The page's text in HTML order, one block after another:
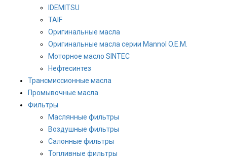
IDEMITSU
TAIF
Оригинальные масла
Оригинальные масла серии Mannol O.E.M.
Моторное масло SINTEC
Нефтесинтез
Трансмиссионные масла
Промывочные масла
Фильтры
Маслянные фильтры
Воздушные фильтры
Салонные фильтры
Топливные фильтры